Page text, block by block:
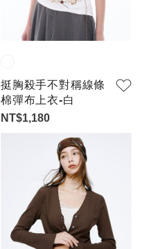
挺胸殺手不對稱線條
棉彈布上衣-白
NT$1,180